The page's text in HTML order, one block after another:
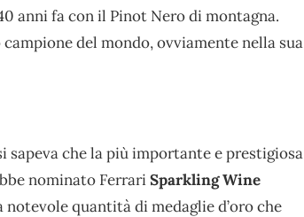
anni fa con il Pinot Nero di montagna.
del mondo, ovviamente nella sua
sapeva che la più importante e prestigiosa
nominato FerrariSparkling Wine
quantità di medaglie d’oro che